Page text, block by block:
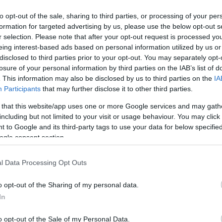
opt-out of the sale, sharing to third parties, or processing of your
for targeted advertising by us, please use the below opt-out
selection. Please note that after your opt-out request is processed
interest-based ads based on personal information utilized by us
to third parties prior to your opt-out. You may separately
of your personal information by third parties on the IAB’s list of
This information may also be disclosed by us to third parties on the
Participants that may further disclose it to other third parties.
that this website/app uses one or more Google services and may
but not limited to your visit or usage behaviour. You may
to Google and its third-party tags to use your data for below
consent section.
Data Processing Opt Outs
opt-out of the Sharing of my personal data.
opt-out of the Sale of my Personal Data.
Link másolása
laptop, mobiltelefon és egy autó – ez
akiről péntek óta tudjuk, hogy nem
győztese hétfőn átvehette új, céges
egy jó munkaerővel nem szigorúnak,
ezt az elvet követi majd Balázzsal is.